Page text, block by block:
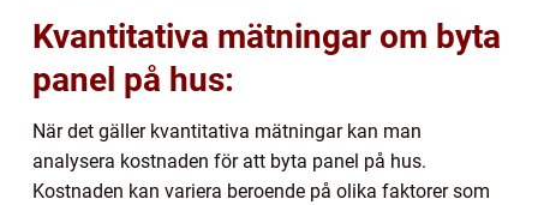
Kvantitativa mätningar om byta
panel på hus:
När det gäller kvantitativa mätningar kan man
analysera kostnaden för att byta panel på hus.
Kostnaden kan variera beroende på olika faktorer som